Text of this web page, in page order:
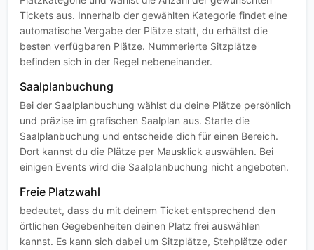
Tickets aus. Innerhalb der gewählten Kategorie findet eine
automatische Vergabe der Plätze statt, du erhältst die
besten verfügbaren Plätze. Nummerierte Sitzplätze
befinden sich in der Regel nebeneinander.
Saalplanbuchung
Bei der Saalplanbuchung wählst du deine Plätze persönlich
und präzise im grafischen Saalplan aus. Starte die
Saalplanbuchung und entscheide dich für einen Bereich.
Dort kannst du die Plätze per Mausklick auswählen. Bei
einigen Events wird die Saalplanbuchung nicht angeboten.
Freie Platzwahl
bedeutet, dass du mit deinem Ticket entsprechend den
örtlichen Gegebenheiten deinen Platz frei auswählen
kannst. Es kann sich dabei um Sitzplätze, Stehplätze oder